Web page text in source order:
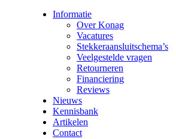
Informatie
Over Konag
Vacatures
Stekkeraansluitschema’s
Veelgestelde vragen
Retourneren
Financiering
Reviews
Nieuws
Kennisbank
Artikelen
Contact